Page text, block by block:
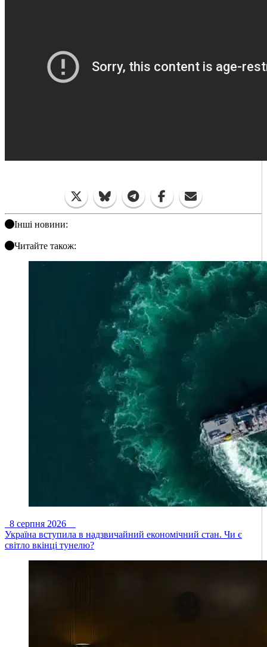
Інші новини:
Читайте також:
8 серпня 2026
Україна вступила в надзвичайний економічний стан. Чи є
світло вкінці тунелю?